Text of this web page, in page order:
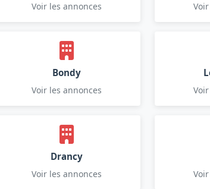
Voir les annonces
Bondy
Voir les annonces
Drancy
Voir les annonces